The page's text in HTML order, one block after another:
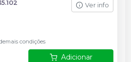
Ver info
condições
Adicionar